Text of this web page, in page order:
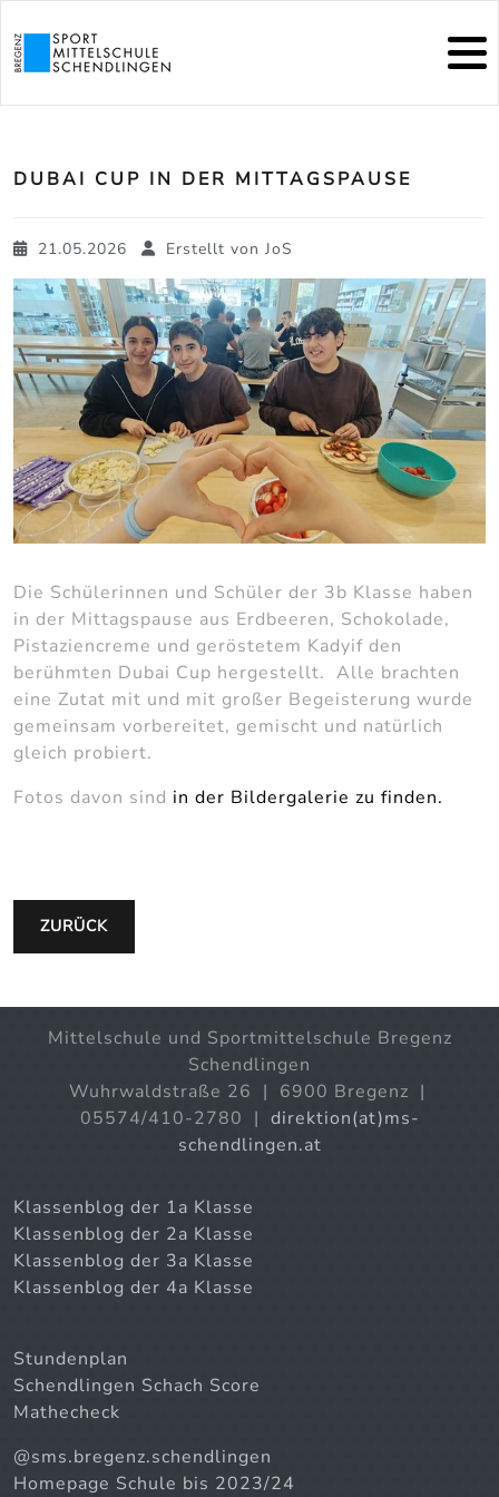
DUBAI CUP IN DER MITTAGSPAUSE
21.05.2026 Erstellt von JoS
Die Schülerinnen und Schüler der 3b Klasse haben
in der Mittagspause aus Erdbeeren, Schokolade,
Pistaziencreme und geröstetem Kadyif den
berühmten Dubai Cup hergestellt. Alle brachten
eine Zutat mit und mit großer Begeisterung wurde
gemeinsam vorbereitet, gemischt und natürlich
gleich probiert.
Fotos davon sind in der Bildergalerie zu finden.
ZURÜCK
Mittelschule und Sportmittelschule Bregenz
Schendlingen
Wuhrwaldstraße 26 | 6900 Bregenz |
05574/410-2780 | direktion(at)ms-
schendlingen.at
Klassenblog der 1a Klasse
Klassenblog der 2a Klasse
Klassenblog der 3a Klasse
Klassenblog der 4a Klasse
Stundenplan
Schendlingen Schach Score
Mathecheck
@sms.bregenz.schendlingen
Homepage Schule bis 2023/24